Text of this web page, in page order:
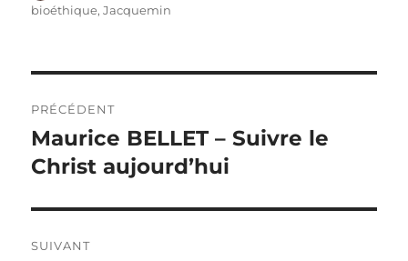
bioéthique,Jacquemin
de
l’article
PRÉCÉDENT
Article
précédent :
Maurice BELLET – Suivre le
Christ aujourd’hui
SUIVANT